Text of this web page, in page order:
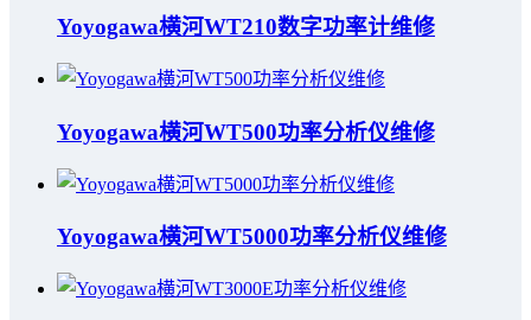
Yoyogawa横河WT210数字功率计维修
Yoyogawa横河WT500功率分析仪维修
Yoyogawa横河WT5000功率分析仪维修